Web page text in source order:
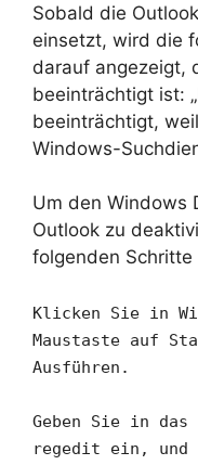
Sobald die
einsetzt, wird die
darauf angezeigt,
beeinträchtigt ist:
beeinträchtigt,
Windows-
Um den Windows
Outlook zu
folgenden Schritte
Klicken Sie in
Maustaste auf
Ausführen.
Geben Sie in
regedit ein, und